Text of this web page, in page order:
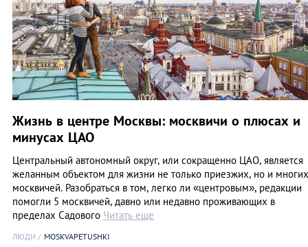
Жизнь в центре Москвы: москвичи о плюсах и
минусах ЦАО
Центральный автономный округ, или сокращенно ЦАО, является
желанным объектом для жизни не только приезжих, но и многих
москвичей. Разобраться в том, легко ли «центровым», редакции
помогли 5 москвичей, давно или недавно проживающих в
пределах Садового Читать еще
ЛЮДИ MOSKVAPETUSHKI